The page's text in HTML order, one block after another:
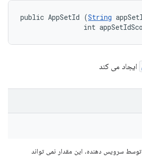
public AppSetId (String
int
ایجاد می کند
سرویس دهنده. این مقدار نمی تواند